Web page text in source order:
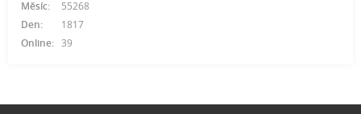
Online: 39
Měsíc:
55268
Den:
1817